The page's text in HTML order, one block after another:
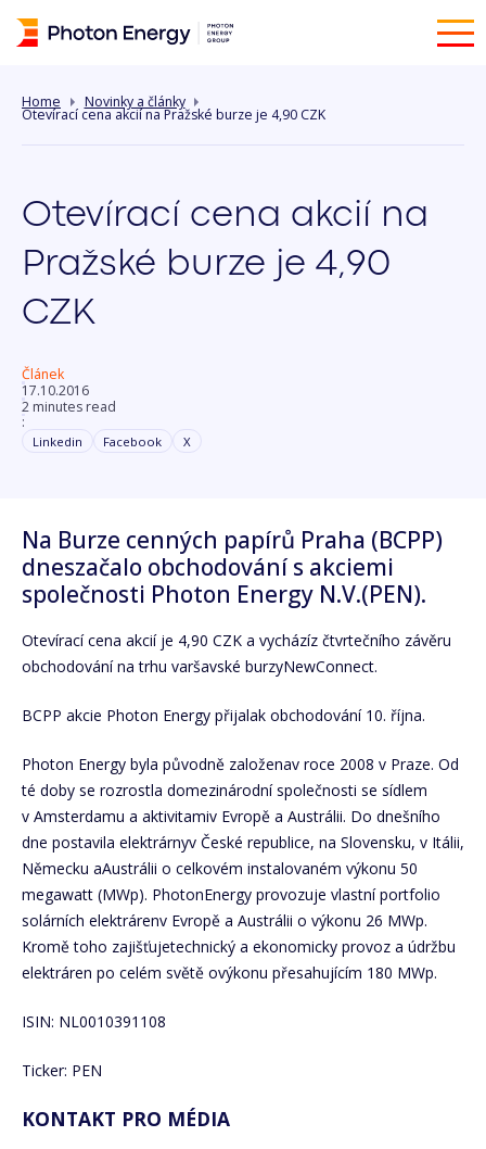
Home Novinky a články
Otevírací cena akcií na Pražské burze je 4,90 CZK
Otevírací cena akcií na
Pražské burze je 4,90
CZK
Článek
17.10.2016
2 minutes read
:
Linkedin Facebook X
Na Burze cenných papírů Praha (BCPP)
dneszačalo obchodování s akciemi
společnosti Photon Energy N.V.(PEN).
Otevírací cena akcií je 4,90 CZK a vycházíz čtvrtečního závěru
obchodování na trhu varšavské burzyNewConnect.
BCPP akcie Photon Energy přijalak obchodování 10. října.
Photon Energy byla původně založenav roce 2008 v Praze. Od
té doby se rozrostla domezinárodní společnosti se sídlem
v Amsterdamu a aktivitamiv Evropě a Austrálii. Do dnešního
dne postavila elektrárnyv České republice, na Slovensku, v Itálii,
Německu aAustrálii o celkovém instalovaném výkonu 50
megawatt (MWp). PhotonEnergy provozuje vlastní portfolio
solárních elektrárenv Evropě a Austrálii o výkonu 26 MWp.
Kromě toho zajišťujetechnický a ekonomicky provoz a údržbu
elektráren po celém světě ovýkonu přesahujícím 180 MWp.
ISIN: NL0010391108
Ticker: PEN
KONTAKT PRO MÉDIA